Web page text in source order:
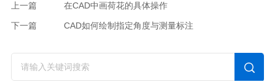
上一篇 在CAD中画荷花的具体操作
下一篇 CAD如何绘制指定角度与测量标注